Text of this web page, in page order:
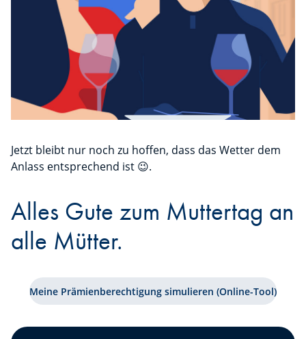
Jetzt bleibt nur noch zu hoffen, dass das Wetter dem
Anlass entsprechend ist 😉.
Alles Gute zum Muttertag an
alle Mütter.
Meine Prämienberechtigung simulieren (Online-Tool)